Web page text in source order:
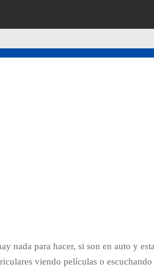
nada para hacer, si son en auto y
viendo películas o escuchando